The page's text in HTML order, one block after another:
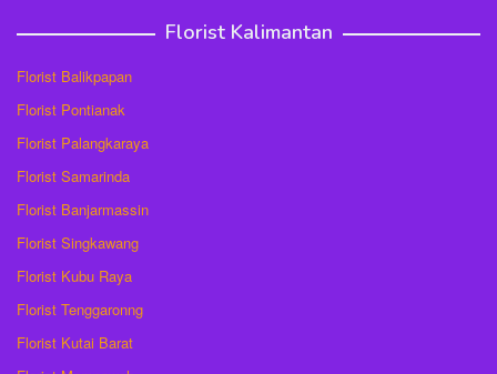
Florist Kalimantan
Florist Balikpapan
Florist Pontianak
Florist Palangkaraya
Florist Samarinda
Florist Banjarmassin
Florist Singkawang
Florist Kubu Raya
Florist Tenggaronng
Florist Kutai Barat